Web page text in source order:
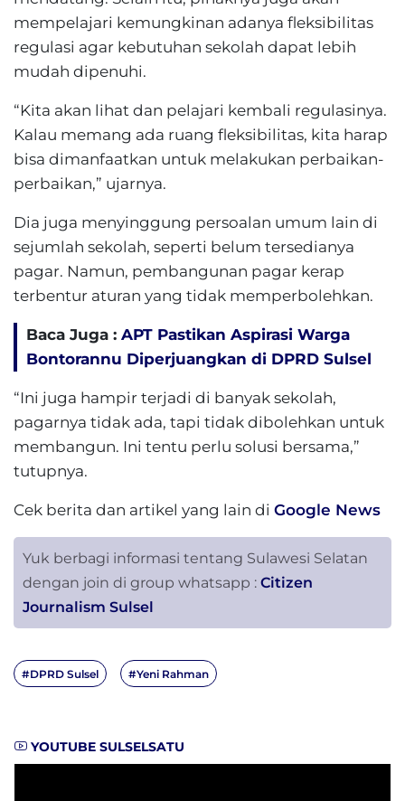
mempelajari kemungkinan adanya fleksibilitas
regulasi agar kebutuhan sekolah dapat lebih
mudah dipenuhi.
“Kita akan lihat dan pelajari kembali regulasinya.
Kalau memang ada ruang fleksibilitas, kita harap
bisa dimanfaatkan untuk melakukan perbaikan-
perbaikan,” ujarnya.
Dia juga menyinggung persoalan umum lain di
sejumlah sekolah, seperti belum tersedianya
pagar. Namun, pembangunan pagar kerap
terbentur aturan yang tidak memperbolehkan.
Baca Juga : APT Pastikan Aspirasi Warga
Bontorannu Diperjuangkan di DPRD Sulsel
“Ini juga hampir terjadi di banyak sekolah,
pagarnya tidak ada, tapi tidak dibolehkan untuk
membangun. Ini tentu perlu solusi bersama,”
tutupnya.
Cek berita dan artikel yang lain di Google News
Yuk berbagi informasi tentang Sulawesi Selatan
dengan join di group whatsapp : Citizen
Journalism Sulsel
#DPRD Sulsel #Yeni Rahman
YOUTUBE SULSELSATU